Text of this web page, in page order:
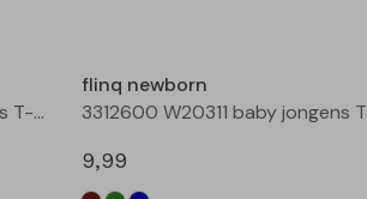
3312600 W20311 baby jongens T-shirt lm Bruin
flinq newborn
9,99